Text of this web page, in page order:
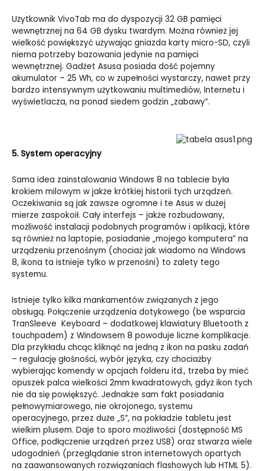
Użytkownik VivoTab ma do dyspozycji 32 GB pamięci
wewnętrznej na 64 GB dysku twardym. Można również jej
wielkość powiększyć używając gniazda karty micro-SD, czyli
niema potrzeby bazowania jedynie na pamięci
wewnętrznej. Gadżet Asusa posiada dość pojemny
akumulator – 25 Wh, co w zupełności wystarczy, nawet przy
bardzo intensywnym użytkowaniu multimediów, Internetu i
wyświetlacza, na ponad siedem godzin „zabawy”.
5. System operacyjny
Sama idea zainstalowania Windows 8 na tablecie była
krokiem milowym w jakże krótkiej historii tych urządzeń.
Oczekiwania są jak zawsze ogromne i te Asus w dużej
mierze zaspokoił. Cały interfejs – jakże rozbudowany,
możliwość instalacji podobnych programów i aplikacji, które
są również na laptopie, posiadanie „mojego komputera” na
urządzeniu przenośnym (chociaż jak wiadomo na Windows
8, ikona ta istnieje tylko w przenośni) to zalety tego
systemu.
Istnieje tylko kilka mankamentów związanych z jego
obsługą. Połączenie urządzenia dotykowego (be wsparcia
TranSleeve Keyboard – dodatkowej klawiatury Bluetooth z
touchpadem) z Windowsem 8 powoduje liczne komplikacje.
Dla przykładu chcąc kliknąć na jedną z ikon na pasku zadań
– regulację głośności, wybór języka, czy chociażby
wybierając komendy w opcjach folderu itd., trzeba by mieć
opuszek palca wielkości 2mm kwadratowych, gdyż ikon tych
nie da się powiększyć. Jednakże sam fakt posiadania
pełnowymiarowego, nie okrojonego, systemu
operacyjnego, przez duże „S”, na pokładzie tabletu jest
wielkim plusem. Daje to sporo możliwości (dostępność MS
Office, podłączenie urządzeń przez USB) oraz stwarza wiele
udogodnień (przeglądanie stron internetowych opartych
na zaawansowanych rozwiązaniach flashowych lub HTML 5).